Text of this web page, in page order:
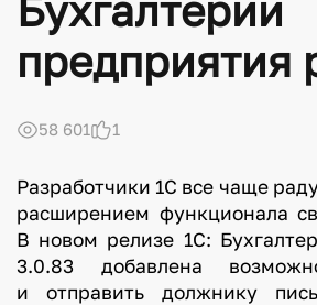
предприятия
58 601 1
Разработчики 1С все чаще
расширением функционала
В новом релизе 1С:
3.0.83 добавлена
и отправить должнику